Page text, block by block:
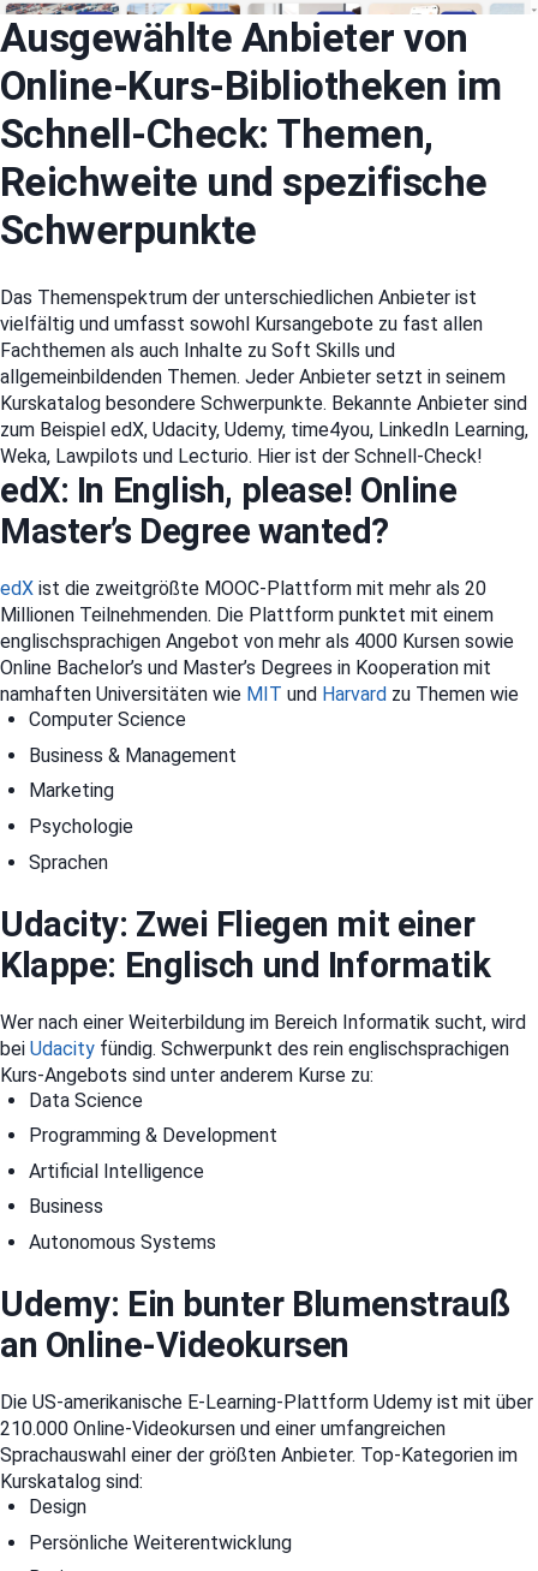
Ausgewählte Anbieter von
Online-Kurs-Bibliotheken im
Schnell-Check: Themen,
Reichweite und spezifische
Schwerpunkte
Das Themenspektrum der unterschiedlichen Anbieter ist
vielfältig und umfasst sowohl Kursangebote zu fast allen
Fachthemen als auch Inhalte zu Soft Skills und
allgemeinbildenden Themen. Jeder Anbieter setzt in seinem
Kurskatalog besondere Schwerpunkte. Bekannte Anbieter sind
zum Beispiel edX, Udacity, Udemy, time4you, LinkedIn Learning,
Weka, Lawpilots und Lecturio. Hier ist der Schnell-Check!
edX: In English, please! Online
Master’s Degree wanted?
edX ist die zweitgrößte MOOC-Plattform mit mehr als 20
Millionen Teilnehmenden. Die Plattform punktet mit einem
englischsprachigen Angebot von mehr als 4000 Kursen sowie
Online Bachelor’s und Master’s Degrees in Kooperation mit
namhaften Universitäten wie MIT und Harvard zu Themen wie
Computer Science
Business & Management
Marketing
Psychologie
Sprachen
Udacity: Zwei Fliegen mit einer
Klappe: Englisch und Informatik
Wer nach einer Weiterbildung im Bereich Informatik sucht, wird
bei Udacity fündig. Schwerpunkt des rein englischsprachigen
Kurs-Angebots sind unter anderem Kurse zu:
Data Science
Programming & Development
Artificial Intelligence
Business
Autonomous Systems
Udemy: Ein bunter Blumenstrauß
an Online-Videokursen
Die US-amerikanische E-Learning-Plattform Udemy ist mit über
210.000 Online-Videokursen und einer umfangreichen
Sprachauswahl einer der größten Anbieter. Top-Kategorien im
Kurskatalog sind:
Design
Persönliche Weiterentwicklung